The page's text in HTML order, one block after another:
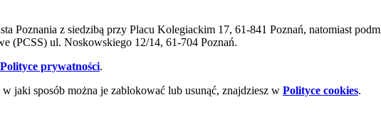
Poznania z siedzibą przy Placu Kolegiackim 17, 61-841 Poznań, natomiast
(PCSS) ul. Noskowskiego 12/14, 61-704 Poznań.
Polityce prywatności.
jaki sposób można je zablokować lub usunąć, znajdziesz w Polityce cookies.